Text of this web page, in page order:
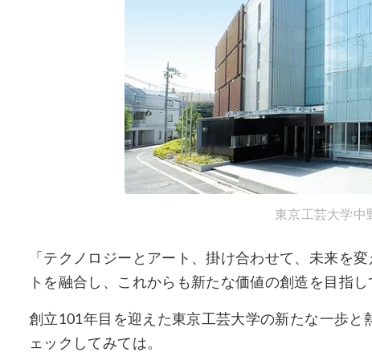
東京工芸大学中
「テクノロジーとアート、掛け合わせて、未来を
トを融合し、これからも新たな価値の創造を目指し
創立101年目を迎えた東京工芸大学の新たな一歩
ェックしてみては。